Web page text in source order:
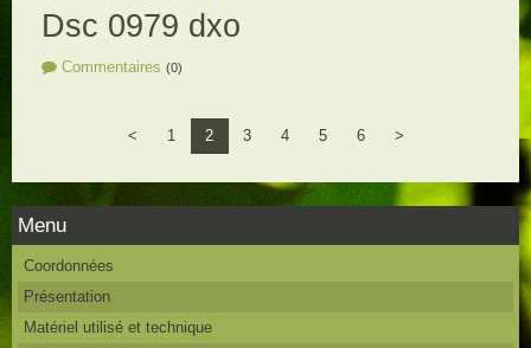
Dsc 0979 dxo
Commentaires (0)
< 1 2 3 4 5 6 >
Menu
Coordonnées
Présentation
Matériel utilisé et technique